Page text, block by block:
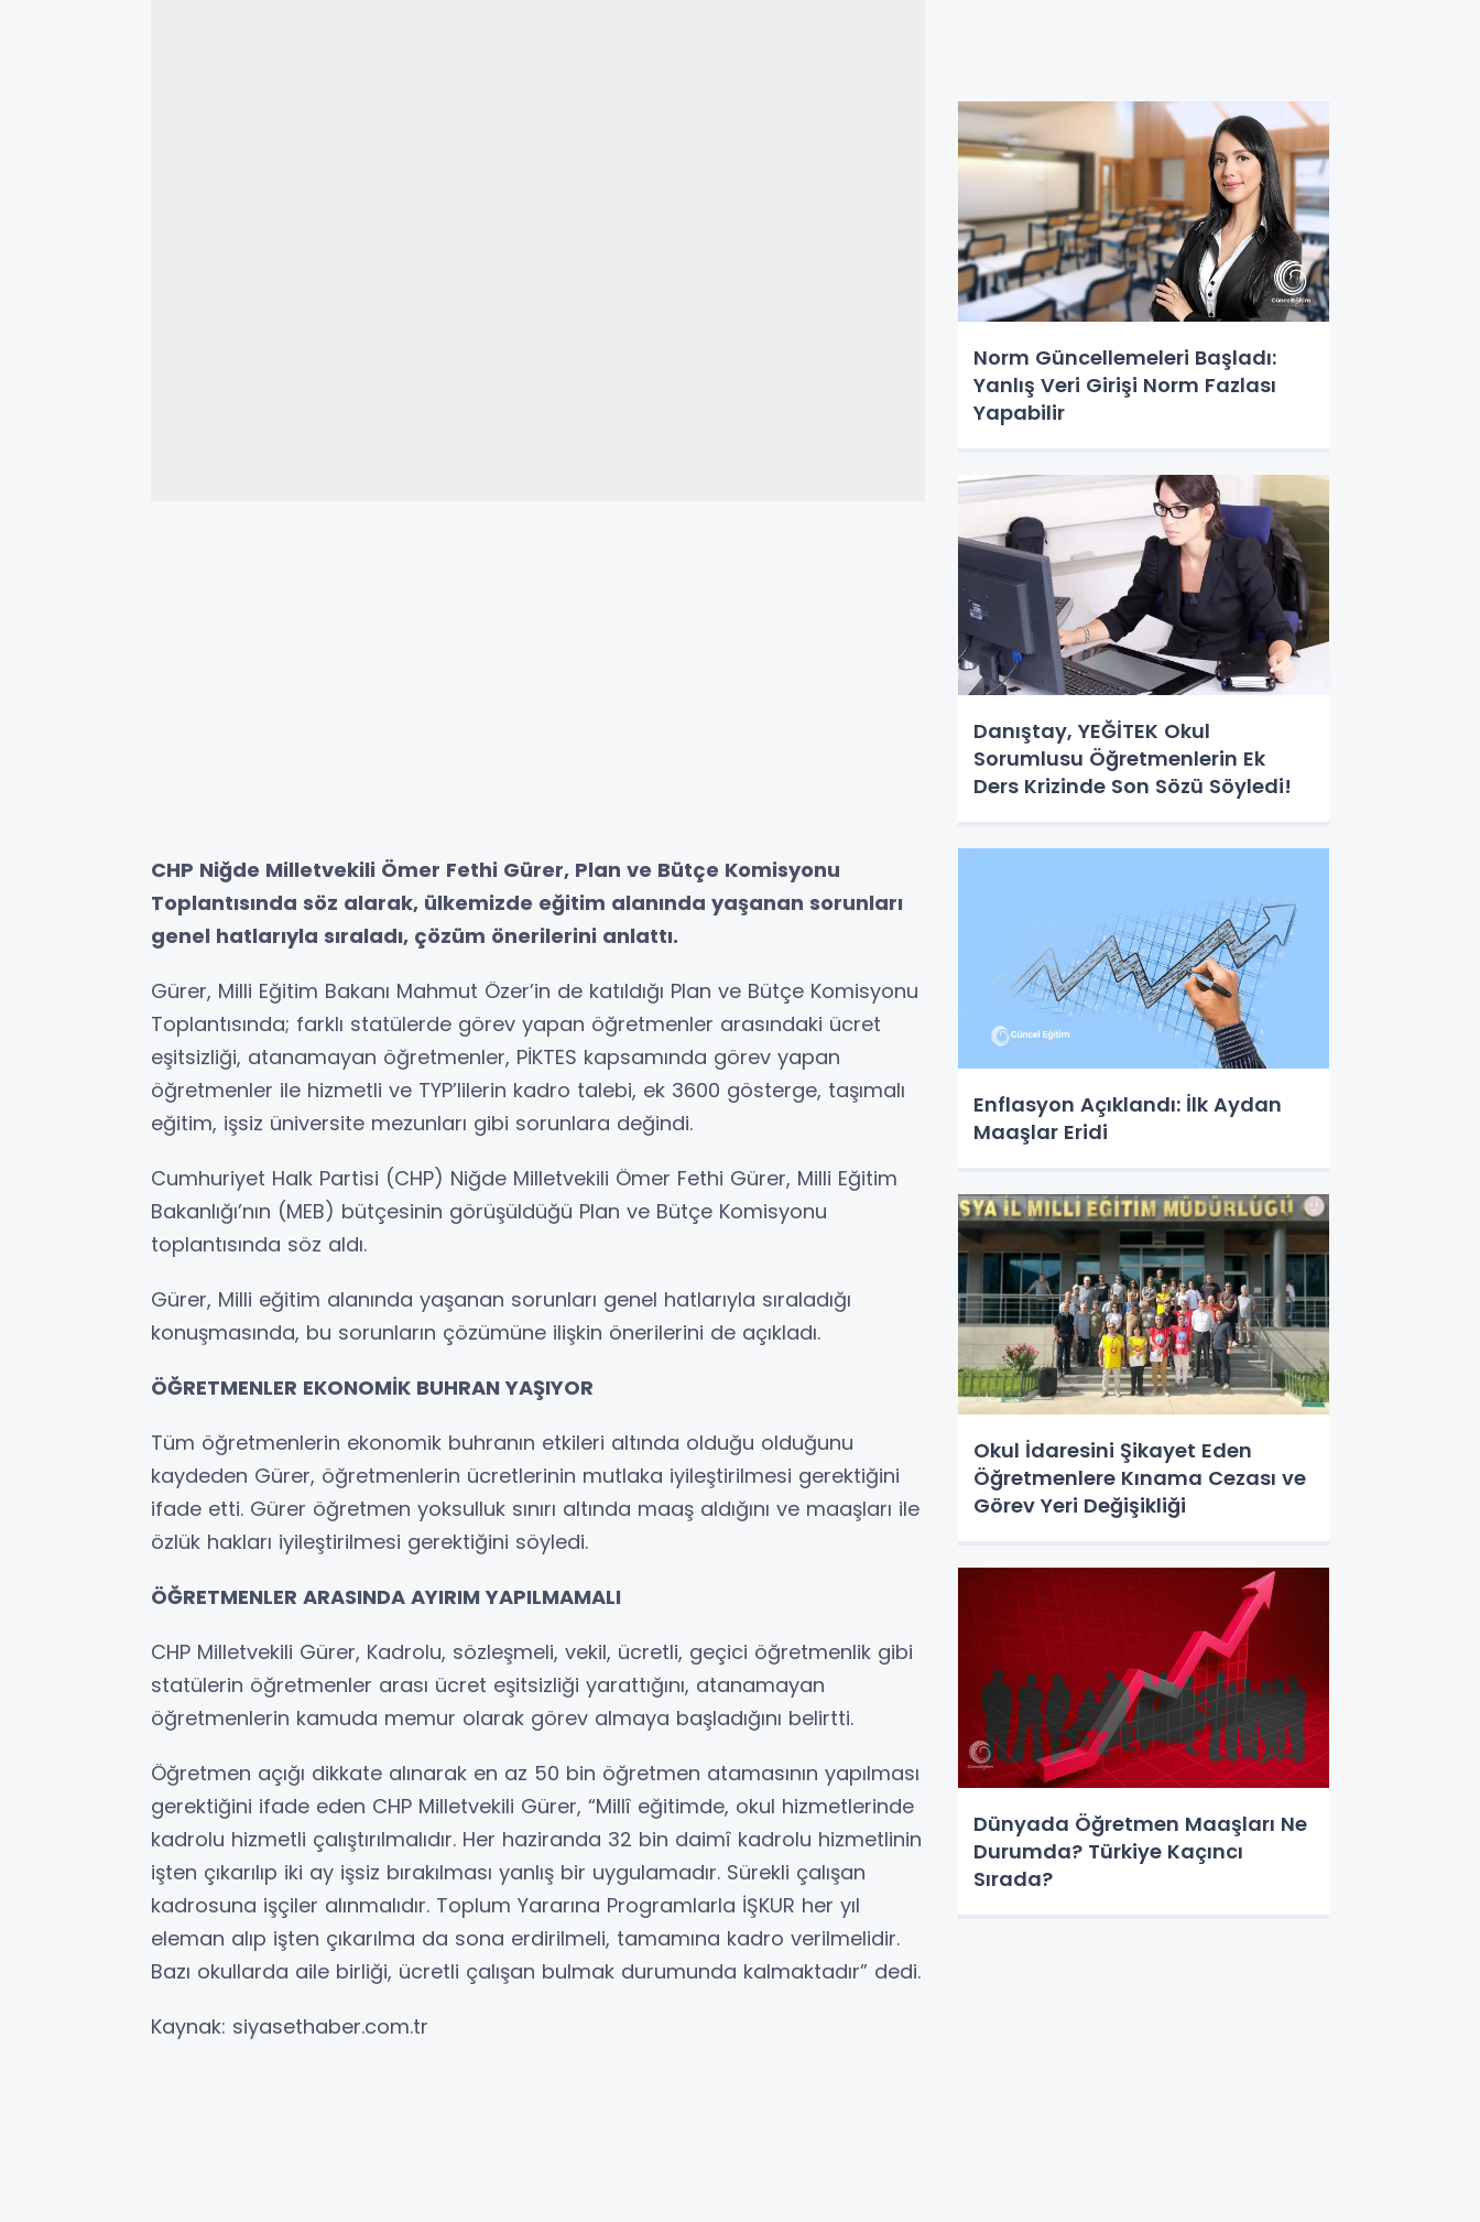
CHP Niğde Milletvekili Ömer Fethi Gürer, Plan ve Bütçe Komisyonu
Toplantısında söz alarak, ülkemizde eğitim alanında yaşanan sorunları
genel hatlarıyla sıraladı, çözüm önerilerini anlattı.
Gürer, Milli Eğitim Bakanı Mahmut Özer’in de katıldığı Plan ve Bütçe Komisyonu
Toplantısında; farklı statülerde görev yapan öğretmenler arasındaki ücret
eşitsizliği, atanamayan öğretmenler, PİKTES kapsamında görev yapan
öğretmenler ile hizmetli ve TYP’lilerin kadro talebi, ek 3600 gösterge, taşımalı
eğitim, işsiz üniversite mezunları gibi sorunlara değindi.
Cumhuriyet Halk Partisi (CHP) Niğde Milletvekili Ömer Fethi Gürer, Milli Eğitim
Bakanlığı’nın (MEB) bütçesinin görüşüldüğü Plan ve Bütçe Komisyonu
toplantısında söz aldı.
Gürer, Milli eğitim alanında yaşanan sorunları genel hatlarıyla sıraladığı
konuşmasında, bu sorunların çözümüne ilişkin önerilerini de açıkladı.
ÖĞRETMENLER EKONOMİK BUHRAN YAŞIYOR
Tüm öğretmenlerin ekonomik buhranın etkileri altında olduğu olduğunu
kaydeden Gürer, öğretmenlerin ücretlerinin mutlaka iyileştirilmesi gerektiğini
ifade etti. Gürer öğretmen yoksulluk sınırı altında maaş aldığını ve maaşları ile
özlük hakları iyileştirilmesi gerektiğini söyledi.
ÖĞRETMENLER ARASINDA AYIRIM YAPILMAMALI
CHP Milletvekili Gürer, Kadrolu, sözleşmeli, vekil, ücretli, geçici öğretmenlik gibi
statülerin öğretmenler arası ücret eşitsizliği yarattığını, atanamayan
öğretmenlerin kamuda memur olarak görev almaya başladığını belirtti.
Öğretmen açığı dikkate alınarak en az 50 bin öğretmen atamasının yapılması
gerektiğini ifade eden CHP Milletvekili Gürer, “Millî eğitimde, okul hizmetlerinde
kadrolu hizmetli çalıştırılmalıdır. Her haziranda 32 bin daimî kadrolu hizmetlinin
işten çıkarılıp iki ay işsiz bırakılması yanlış bir uygulamadır. Sürekli çalışan
kadrosuna işçiler alınmalıdır. Toplum Yararına Programlarla İŞKUR her yıl
eleman alıp işten çıkarılma da sona erdirilmeli, tamamına kadro verilmelidir.
Bazı okullarda aile birliği, ücretli çalışan bulmak durumunda kalmaktadır” dedi.
Kaynak: siyasethaber.com.tr
Norm Güncellemeleri Başladı:
Yanlış Veri Girişi Norm Fazlası
Yapabilir
Danıştay, YEĞİTEK Okul
Sorumlusu Öğretmenlerin Ek
Ders Krizinde Son Sözü Söyledi!
Enflasyon Açıklandı: İlk Aydan
Maaşlar Eridi
Okul İdaresini Şikayet Eden
Öğretmenlere Kınama Cezası ve
Görev Yeri Değişikliği
Dünyada Öğretmen Maaşları Ne
Durumda? Türkiye Kaçıncı
Sırada?